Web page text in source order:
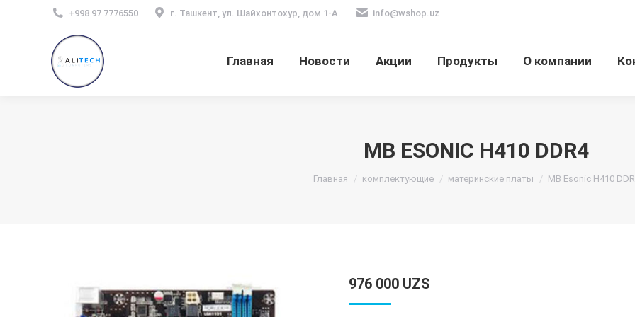
+998 97 7776550 г. Ташкент, ул. Шайхонтохур, дом 1-А. info@wshop.uz
Главная Новости Акции Продукты О компании
MB ESONIC H410 DDR4
Вы здесь:
Главная комплектующие материнские платы MB Esonic H410
976 000 UZS